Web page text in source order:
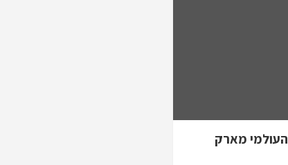
פרסום ראשון: מנכ”ל Deloitte העולמי מארק